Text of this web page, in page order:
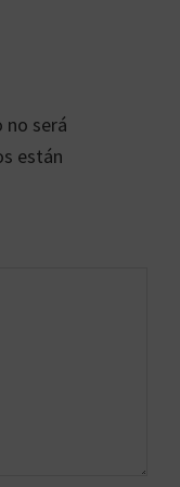
no será
están